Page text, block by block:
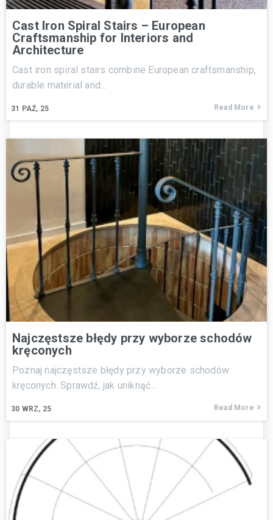
Cast Iron Spiral Stairs – European
Craftsmanship for Interiors and
Architecture
31 PAŹ, 25
Cast iron spiral stairs combine European craftsmanship,
durable material and…
Read More
Najczęstsze błędy przy wyborze schodów
kręconych
30 WRZ, 25
Poznaj najczęstsze błędy przy wyborze schodów
kręconych. Sprawdź, jak uniknąć…
Read More